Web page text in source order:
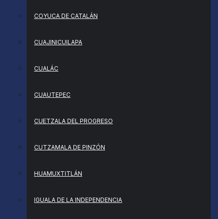
COYUCA DE CATALÁN
CUAJINICUILAPA
CUALÁC
CUAUTEPEC
CUETZALA DEL PROGRESO
CUTZAMALA DE PINZÓN
HUAMUXTITLÁN
IGUALA DE LA INDEPENDENCIA